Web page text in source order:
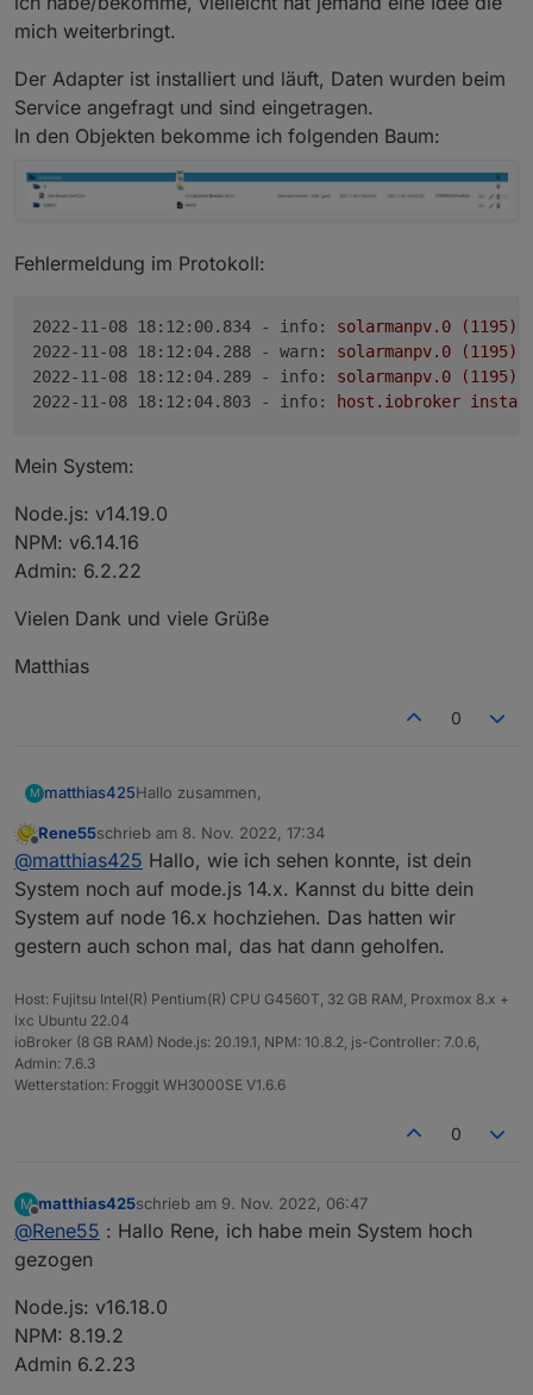
mich weiterbringt.
Der Adapter ist installiert und läuft, Daten wurden beim
Service angefragt und sind eingetragen.
In den Objekten bekomme ich folgenden Baum:
Fehlermeldung im Protokoll:
2022-11-08 18:12:00.834 - info: solarmanpv.0 (1195)
2022-11-08 18:12:04.288 - warn:
solarmanpv.0 (1195)
2022-11-08 18:12:04.289 - info:
solarmanpv.0 (1195)
2022-11-08 18:12:04.803 - info:
host.iobroker
Mein System:
Node.js: v14.19.0
NPM: v6.14.16
Admin: 6.2.22
Vielen Dank und viele Grüße
Matthias
0
M matthias425Hallo zusammen,
seit kurzem habe ich auch den MI600 von
Bosswerk in Betrieb.
Freudig habe ich gesehen das sich Rainer die
Mühe gemacht hat einen Adapter bereit zu
stellen. Vielen Dank dafür!!!
Leider funktioniert es bei mir nicht. Ich poste mal
was ich habe/bekomme, vielleicht hat jemand eine
Idee die mich weiterbringt.
Der Adapter ist installiert und läuft, Daten wurden
beim Service angefragt und sind eingetragen.
2022-11-08 18:12:04.288 - warn:
Matthias
Offline
Rene55schrieb am 8. Nov. 2022, 17:34
zuletzt editiert von
@matthias425 Hallo, wie ich sehen konnte, ist dein
System noch auf mode.js 14.x. Kannst du bitte dein
System auf node 16.x hochziehen. Das hatten wir
gestern auch schon mal, das hat dann geholfen.
Host: Fujitsu Intel(R) Pentium(R) CPU G4560T, 32 GB RAM, Proxmox 8.x +
lxc Ubuntu 22.04
ioBroker (8 GB RAM) Node.js: 20.19.1, NPM: 10.8.2, js-Controller: 7.0.6,
Admin: 7.6.3
Wetterstation: Froggit WH3000SE V1.6.6
0
M
Offline
matthias425schrieb am 9. Nov. 2022, 06:47
zuletzt editiert von
@Rene55 : Hallo Rene, ich habe mein System hoch
gezogen
Node.js: v16.18.0
NPM: 8.19.2
Admin 6.2.23